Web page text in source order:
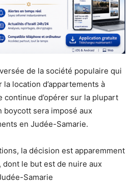
de la société populaire qui
location d’appartements à
continue d’opérer sur la plupart
sera imposé aux
en Judée-Samarie.
la décision est apparemment
dont le but est de nuire aux
Samarie